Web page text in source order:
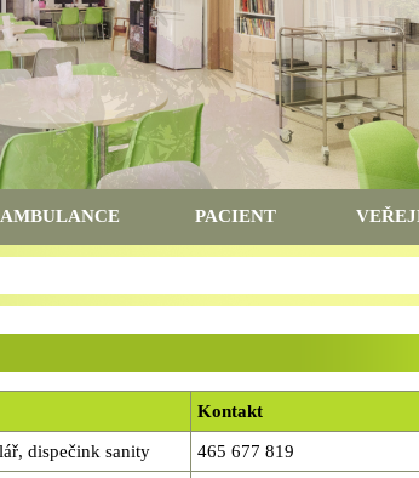
AMBULANCE PACIENT
Kontakt
dispečink sanity 465 677 819